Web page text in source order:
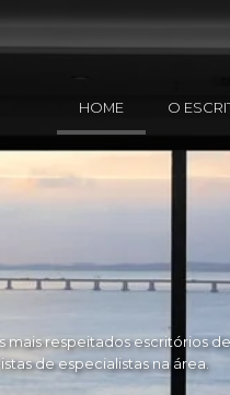
HOME O
respeitados escritórios de
de especialistas na área.